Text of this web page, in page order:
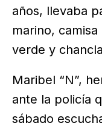
años, llevaba
marino,
verde y
Maribel “N”,
ante la policía
sábado